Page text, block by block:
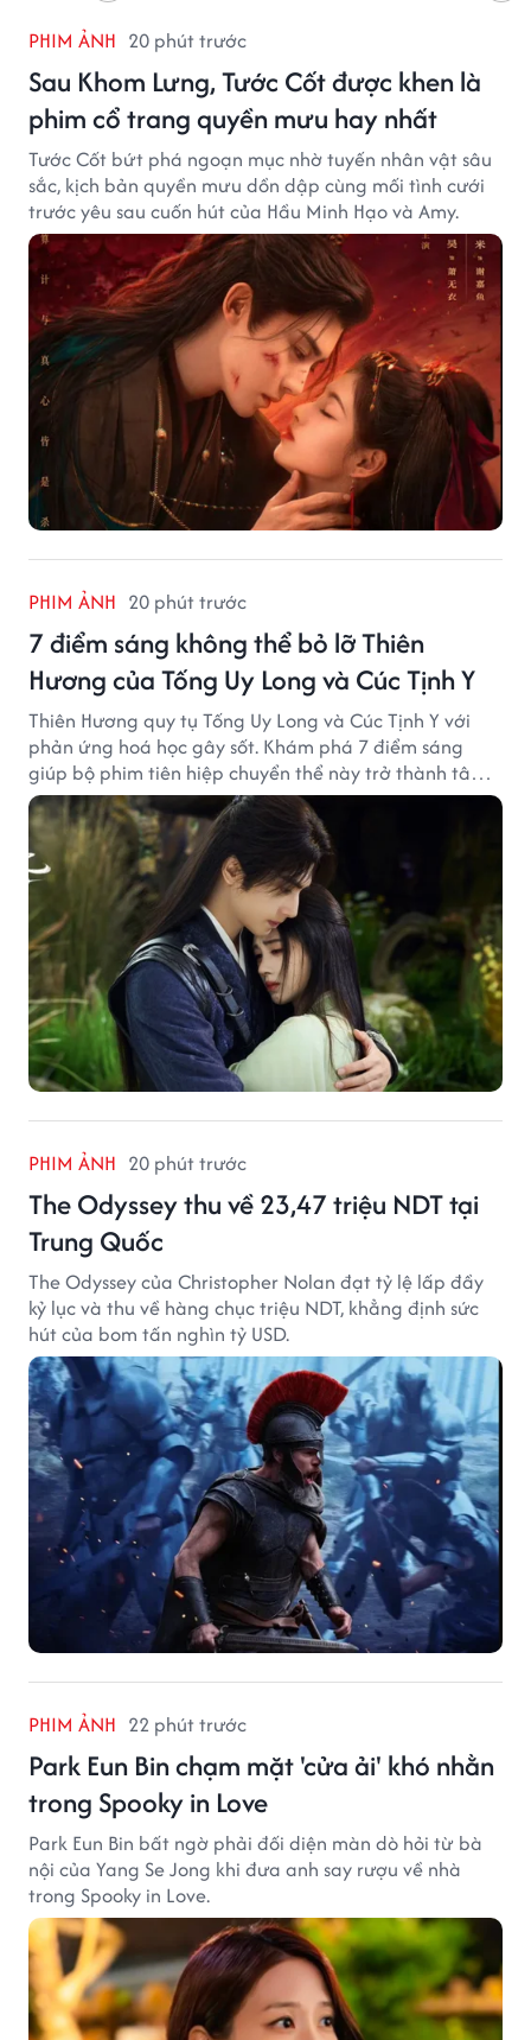
PHIM ẢNH 20 phút trước
Sau Khom Lưng, Tước Cốt được khen là
phim cổ trang quyền mưu hay nhất
Tước Cốt bứt phá ngoạn mục nhờ tuyến nhân vật sâu
sắc, kịch bản quyền mưu dồn dập cùng mối tình cưới
trước yêu sau cuốn hút của Hầu Minh Hạo và Amy.
PHIM ẢNH 20 phút trước
7 điểm sáng không thể bỏ lỡ Thiên
Hương của Tống Uy Long và Cúc Tịnh Y
Thiên Hương quy tụ Tống Uy Long và Cúc Tịnh Y với
phản ứng hoá học gây sốt. Khám phá 7 điểm sáng
giúp bộ phim tiên hiệp chuyển thể này trở thành tâm
điểm chú ý.
PHIM ẢNH 20 phút trước
The Odyssey thu về 23,47 triệu NDT tại
Trung Quốc
The Odyssey của Christopher Nolan đạt tỷ lệ lấp đầy
kỷ lục và thu về hàng chục triệu NDT, khẳng định sức
hút của bom tấn nghìn tỷ USD.
PHIM ẢNH 22 phút trước
Park Eun Bin chạm mặt 'cửa ải' khó nhằn
trong Spooky in Love
Park Eun Bin bất ngờ phải đối diện màn dò hỏi từ bà
nội của Yang Se Jong khi đưa anh say rượu về nhà
trong Spooky in Love.